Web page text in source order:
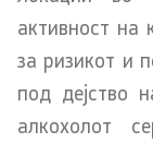
Проекти
Кампањи
активност на
за ризикот и
под дејство
алкохолот